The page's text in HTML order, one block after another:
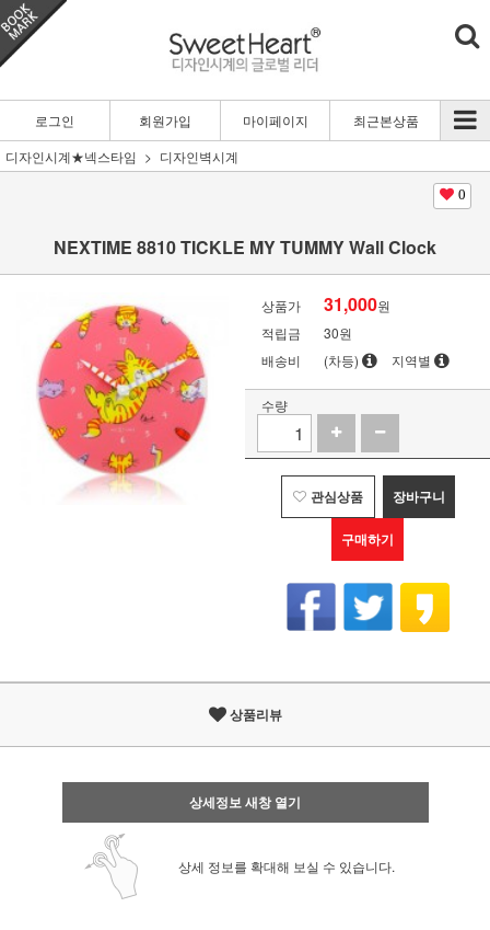
로그인 회원가입 마이페이지
최근본상품
디자인시계★넥스타임
디자인벽시계
0
NEXTIME 8810 TICKLE MY TUMMY Wall Clock
상품가 31,000원
적립금
30원
배송비
(차등) 지역별
수량
관심상품 장바구니
구매하기
상품리뷰
상세정보 새창 열기
상세 정보를 확대해 보실 수 있습니다.